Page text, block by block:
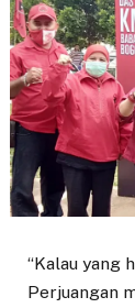
“Kalau yang
Perjuangan